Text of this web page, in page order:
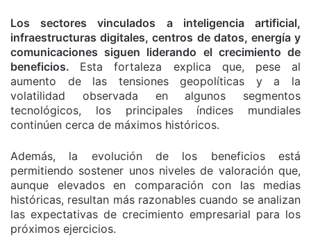
Los sectores vinculados a inteligencia artificial,
infraestructuras digitales, centros de datos, energía y
comunicaciones siguen liderando el crecimiento de
beneficios. Esta fortaleza explica que, pese al
aumento de las tensiones geopolíticas y a la
volatilidad observada en algunos segmentos
tecnológicos, los principales índices mundiales
continúen cerca de máximos históricos.
Además, la evolución de los beneficios está
permitiendo sostener unos niveles de valoración que,
aunque elevados en comparación con las medias
históricas, resultan más razonables cuando se analizan
las expectativas de crecimiento empresarial para los
próximos ejercicios.